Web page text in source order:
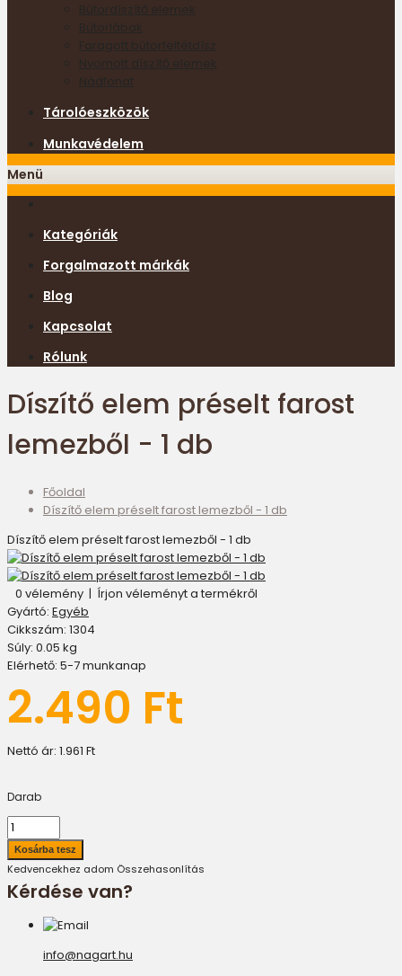
Bútordíszítő elemek
Bútorlábak
Faragott bútorfeltétdísz
Nyomott díszítő elemek
Tárolóeszközök
Munkavédelem
Menü
Kategóriák
Forgalmazott márkák
Blog
Kapcsolat
Rólunk
Díszítő elem préselt farost
lemezből - 1 db
Főoldal
Díszítő elem préselt farost lemezből - 1 db
Díszítő elem préselt farost lemezből - 1 db
0 vélemény | Írjon véleményt a termékről
Gyártó: Egyéb
Cikkszám: 1304
Súly: 0.05 kg
Elérhető: 5-7 munkanap
2.490 Ft
Nettó ár: 1.961 Ft
Darab
Kedvencekhez adom Összehasonlítás
Kérdése van?
info@nagart.hu